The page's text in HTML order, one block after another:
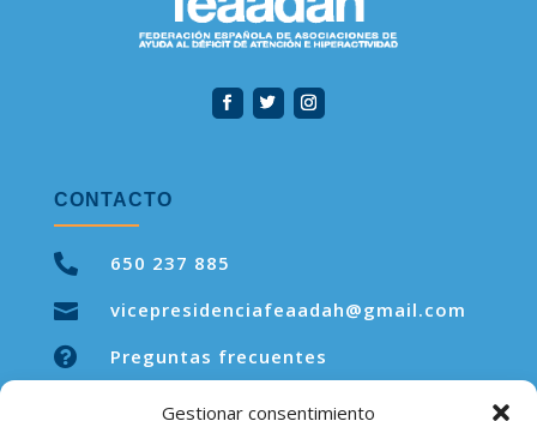
Gestionar consentimiento
CONTACTO

650 237 885

vicepresidenciafeaadah@gmail.com
 Preguntas frecuentes